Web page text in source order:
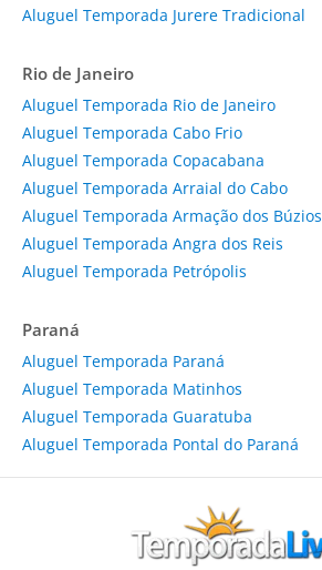
Aluguel Temporada Jurere Tradicional
Rio de Janeiro
Aluguel Temporada Rio de Janeiro
Aluguel Temporada Cabo Frio
Aluguel Temporada Copacabana
Aluguel Temporada Arraial do Cabo
Aluguel Temporada Armação dos Búzios
Aluguel Temporada Angra dos Reis
Aluguel Temporada Petrópolis
Paraná
Aluguel Temporada Paraná
Aluguel Temporada Matinhos
Aluguel Temporada Guaratuba
Aluguel Temporada Pontal do Paraná